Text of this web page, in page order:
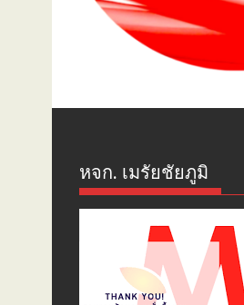
หจก. เมรัยชัยภูมิ